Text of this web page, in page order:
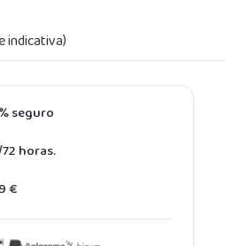
indicativa)
seguro
horas.
€